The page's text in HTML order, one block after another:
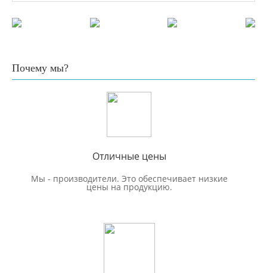
Почему мы?
Отличные цены
Мы - производители. Это обеспечивает низкие
цены на продукцию.